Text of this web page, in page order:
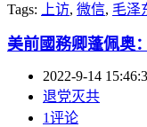
Tags: 上访, 微信, 毛泽
美前國務卿蓬佩奥
2022-9-14
退党灭共
1评论